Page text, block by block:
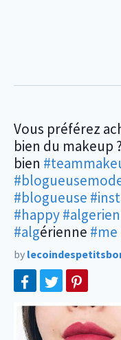
Vous préférez
bien du makeup
bien
#blogueuse
#happy
#algérienne #me
by